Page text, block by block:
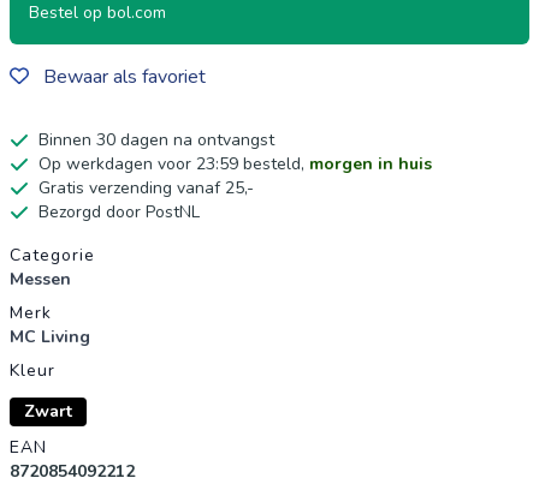
Bestel op bol.com
Bewaar als favoriet
Binnen 30 dagen na ontvangst
Op werkdagen voor 23:59 besteld, morgen in huis
Gratis verzending vanaf 25,-
Bezorgd door PostNL
Productgegevens
Categorie
Messen
Merk
MC Living
Kleur
Zwart
EAN
8720854092212